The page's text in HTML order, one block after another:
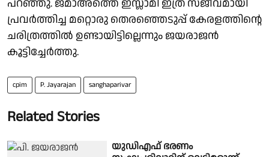
പറഞ്ഞു. ജമാഅത്തെ ഇസ്ലാമി ഇത്ര സജീവമായി
പ്രവർത്തിച്ച മറ്റൊരു തെരഞ്ഞെടുപ്പ് കേരളത്തിൻ്റെ
ചരിത്രത്തിൽ ഉണ്ടായിട്ടില്ലെന്നും ജയരാജൻ
കൂട്ടിച്ചേർത്തു.
cpim P. Jayarajan sanghaparivar
Related Stories
യുഡിഎഫ് ഭരണം